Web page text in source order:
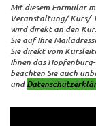
Mit diesem Formular
Veranstaltung/ Kurs/
wird direkt an den
Sie auf Ihre
Sie direkt vom
Ihnen das
beachten Sie auch
und